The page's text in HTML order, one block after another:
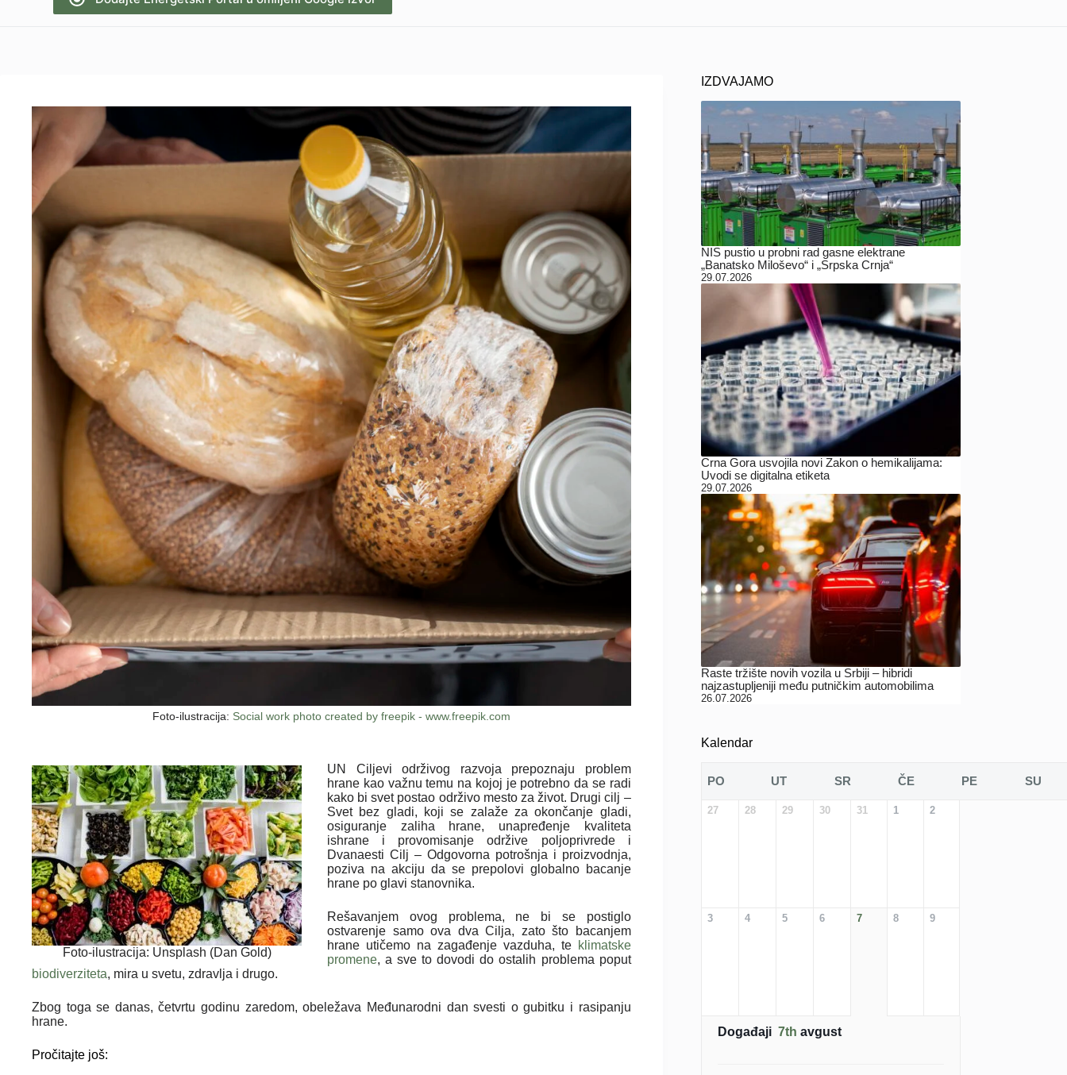
Foto-ilustracija: Social work photo created by freepik - www.freepik.com
Foto-ilustracija: Unsplash (Dan Gold)
UN Ciljevi održivog razvoja prepoznaju problem
hrane kao važnu temu na kojoj je potrebno da se radi
kako bi svet postao održivo mesto za život. Drugi cilj –
Svet bez gladi, koji se zalaže za okončanje gladi,
osiguranje zaliha hrane, unapređenje kvaliteta
ishrane i provomisanje održive poljoprivrede i
Dvanaesti Cilj – Odgovorna potrošnja i proizvodnja,
poziva na akciju da se prepolovi globalno bacanje
hrane po glavi stanovnika.
Rešavanjem ovog problema, ne bi se postiglo
ostvarenje samo ova dva Cilja, zato što bacanjem
hrane utičemo na zagađenje vazduha, te klimatske
promene, a sve to dovodi do ostalih problema poput
biodiverziteta, mira u svetu, zdravlja i drugo.
Zbog toga se danas, četvrtu godinu zaredom, obeležava Međunarodni dan svesti o gubitku i rasipanju
hrane.
Pročitajte još:
IZDVAJAMO
NIS pustio u probni rad gasne elektrane
„Banatsko Miloševo“ i „Srpska Crnja“
29.07.2026
Crna Gora usvojila novi Zakon o hemikalijama:
Uvodi se digitalna etiketa
29.07.2026
Raste tržište novih vozila u Srbiji – hibridi
najzastupljeniji među putničkim automobilima
26.07.2026
Kalendar
PO UT SR ČE PE SU
27 28 29 30 31 1 2
3 4 5 6 7 8 9
Događaji 7th avgust